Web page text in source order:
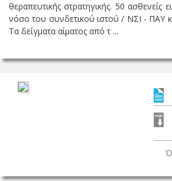
θεραπευτικής στρατηγικής. 50
νόσο του συνδετικού ιστού / ΝΣΙ - ΠΑΥ
Τα δείγματα αίματος από τ ...